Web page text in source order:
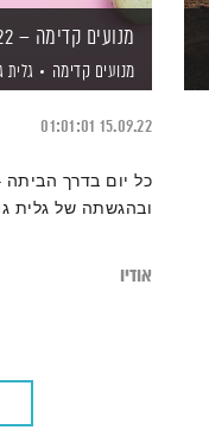
מנועים קדימה – 15.9.22
מנועים קדימה גלית
15.09.22
01:01:01
כל יום בדרך
ובהגשתה של גלית
אודיו